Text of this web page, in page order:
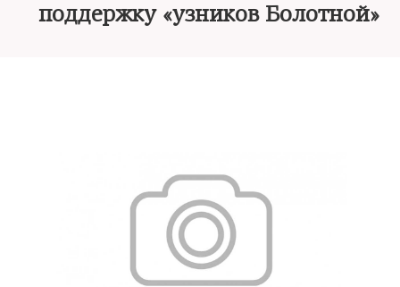
поддержку «узников Болотной»